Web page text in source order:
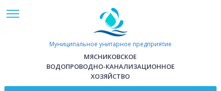
Муниципальное унитарное предприятие
МЯСНИКОВСКОЕ
ВОДОПРОВОДНО-КАНАЛИЗАЦИОННОЕ
ХОЗЯЙСТВО